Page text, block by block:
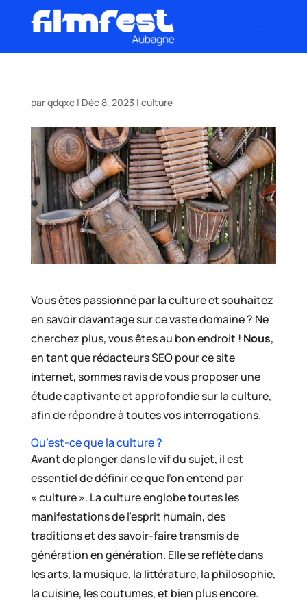
parqdqxc| Déc 8, 2023 | culture
Vous êtes passionné par la culture et souhaitez
en savoir davantage sur ce vaste domaine ? Ne
cherchez plus, vous êtes au bon endroit ! Nous,
en tant que rédacteurs SEO pour ce site
internet, sommes ravis de vous proposer une
étude captivante et approfondie sur la culture,
afin de répondre à toutes vos interrogations.
Qu’est-ce que la culture ?
Avant de plonger dans le vif du sujet, il est
essentiel de définir ce que l’on entend par
« culture ». La culture englobe toutes les
manifestations de l’esprit humain, des
traditions et des savoir-faire transmis de
génération en génération. Elle se reflète dans
les arts, la musique, la littérature, la philosophie,
la cuisine, les coutumes, et bien plus encore.